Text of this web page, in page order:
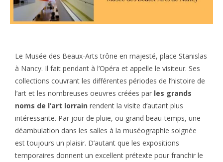
Le Musée des Beaux-Arts trône en majesté, place Stanislas
à Nancy. Il fait pendant à l’Opéra et appelle le visiteur. Ses
collections couvrant les différentes périodes de l’histoire de
l’art et les nombreuses oeuvres créées par les grands
noms de l’art lorrain rendent la visite d’autant plus
intéressante. Par jour de pluie, ou grand beau-temps, une
déambulation dans les salles à la muséographie soignée
est toujours un plaisir. D’autant que les expositions
temporaires donnent un excellent prétexte pour franchir le